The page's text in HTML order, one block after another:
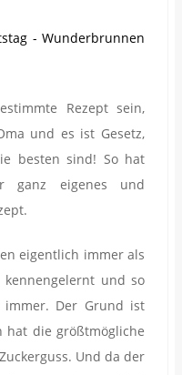
Rezept sein,
und es ist Gesetz,
besten sind! So hat
ganz eigenes und
eigentlich immer als
kennengelernt und so
Der Grund ist
hat die größtmögliche
Und da der